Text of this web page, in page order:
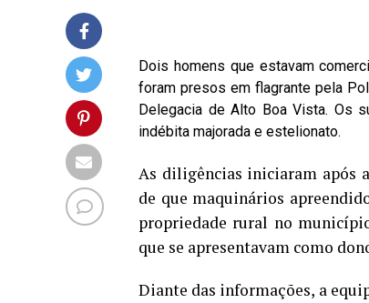
Dois homens que estavam
foram presos em flagrante pela
Delegacia de Alto Boa Vista. Os
indébita majorada e estelionato.
As diligências iniciaram após
de que maquinários
propriedade rural no
que se apresentavam como
Diante das informações, a